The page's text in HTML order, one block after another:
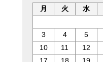
月
火 水
3
4 5
10
11 12